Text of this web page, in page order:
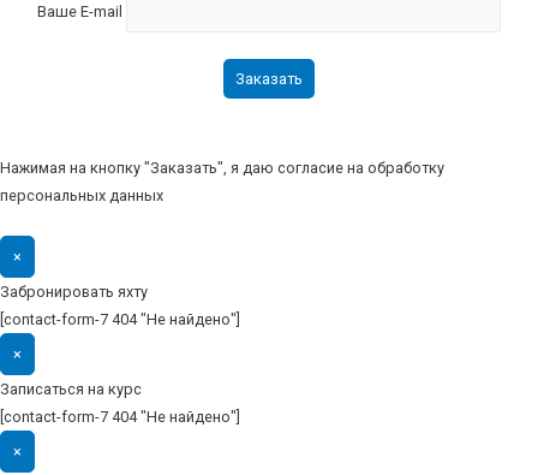
Ваше E-mail
Нажимая на кнопку "Заказать", я даю согласие на обработку
персональных данных
×
Забронировать яхту
[contact-form-7 404 "Не найдено"]
×
Записаться на курс
[contact-form-7 404 "Не найдено"]
×